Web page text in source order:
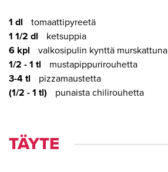
1 dl
tomaattipyreetä
1 1/2 dl
ketsuppia
6 kpl
valkosipulin kynttä murskattuna
1/2 - 1 tl
mustapippurirouhetta
3-4 tl
pizzamaustetta
(1/2 - 1 tl)
punaista chilirouhetta
TÄYTE